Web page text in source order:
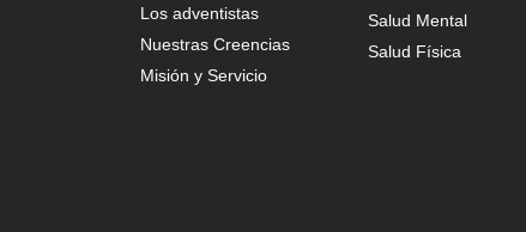
Los adventistas
Nuestras Creencias
Misión y Servicio
Salud Mental
Salud Física